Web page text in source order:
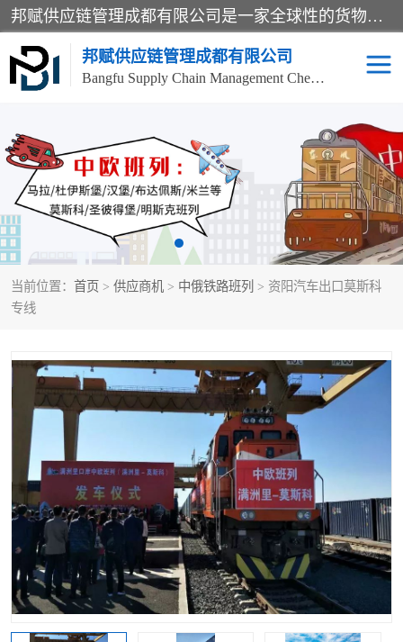
邦赋供应链管理成都有限公司是一家全球性的货物运输代理公司，主要从事：波兰中欧班列、德国中欧班列、出口莫斯科班列、中欧班列进口、蓉欧铁路、成都出口空运等业务，同时亦提供报关、报检、仓储、码头操作等服务。
邦赋供应链管理成都有限公司
Bangfu Supply Chain Management Chengdu Co.,LTD
当前位置： 首页 > 供应商机 > 中俄铁路班列 > 资阳汽车出口莫斯科
专线
进出口门到门 成都中欧班列
国际汽运 国际空运
食品进口物流清关 南美海运
化妆品进口清关物流 国际海运
中俄铁路班列 中欧班列进口红酒啤酒
蓉欧班列进口机械设备 马来西亚物流
东南亚铁路 铁路出口拼箱/整柜
中俄班列莫斯科